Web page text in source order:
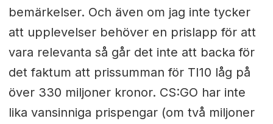
bemärkelser. Och även om jag inte tycker
att upplevelser behöver en prislapp för att
vara relevanta så går det inte att backa för
det faktum att prissumman för TI10 låg på
över 330 miljoner kronor. CS:GO har inte
lika vansinniga prispengar (om två miljoner